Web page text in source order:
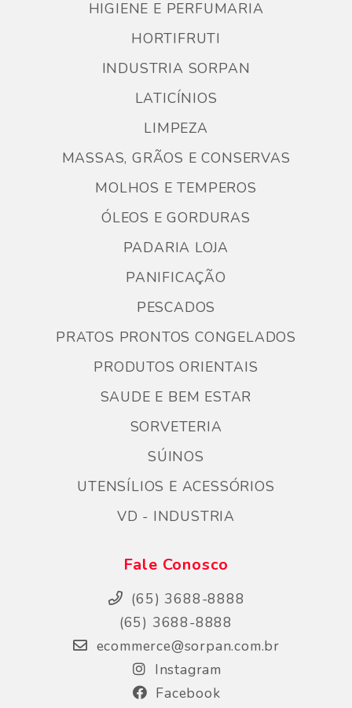
HIGIENE E PERFUMARIA
HORTIFRUTI
INDUSTRIA SORPAN
LATICÍNIOS
LIMPEZA
MASSAS, GRÃOS E CONSERVAS
MOLHOS E TEMPEROS
ÓLEOS E GORDURAS
PADARIA LOJA
PANIFICAÇÃO
PESCADOS
PRATOS PRONTOS CONGELADOS
PRODUTOS ORIENTAIS
SAUDE E BEM ESTAR
SORVETERIA
SÚINOS
UTENSÍLIOS E ACESSÓRIOS
VD - INDUSTRIA
Fale Conosco
(65) 3688-8888
(65) 3688-8888
ecommerce@sorpan.com.br
Instagram
Facebook